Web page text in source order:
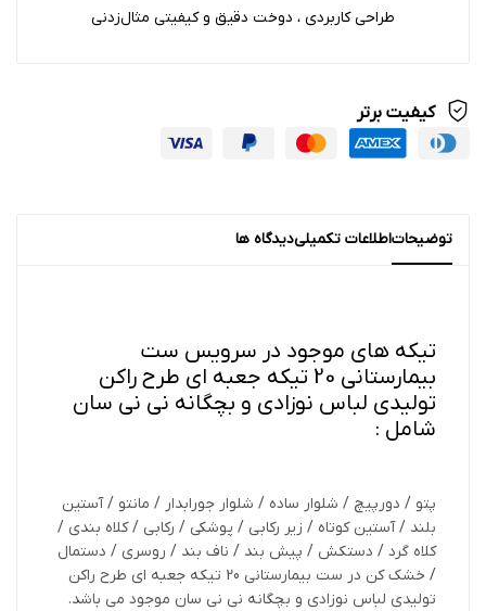
طراحی کاربردی ، دوخت دقیق و کیفیتی مثال‌زدنی
کیفیت برتر
توضیحاتاطلاعات تکمیلیدیدگاه ها
تیکه های موجود در سرویس ست
بیمارستانی 20 تیکه جعبه ای طرح راکن
تولیدی لباس نوزادی و بچگانه نی نی سان
شامل :
پتو / دورپیچ / شلوار ساده / شلوار جورابدار / مانتو / آستین
بلند / آستین کوتاه / زیر رکابی / پوشکی / رکابی / کلاه بندی /
کلاه گرد / دستکش / پیش بند / ناف بند / روسری / دستمال
/ خشک کن در ست بیمارستانی 20 تیکه جعبه ای طرح راکن
تولیدی لباس نوزادی و بچگانه نی نی سان موجود می باشد.